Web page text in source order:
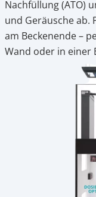
Nachfüllung (ATO)
und Geräusche ab.
am Beckenende –
Wand oder in einer